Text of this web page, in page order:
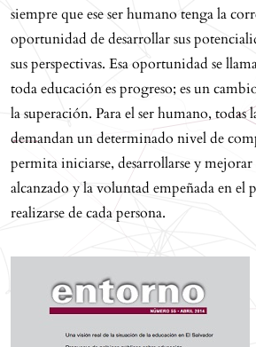
siempre que ese ser humano tenga la
oportunidad de desarrollar sus
sus perspectivas. Esa oportunidad se
toda educación es progreso; es un
la superación. Para el ser humano, todas
demandan un determinado nivel de
permita iniciarse, desarrollarse y mejorar
alcanzado y la voluntad empeñada en el
realizarse de cada persona.